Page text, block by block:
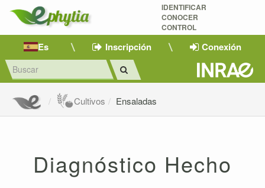
IDENTIFICAR
CONOCER
CONTROL
Es Inscripción Conexión
Cultivos Ensaladas
Diagnóstico Hecho